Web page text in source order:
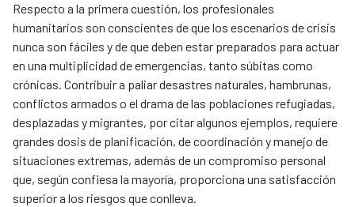
Respecto a la primera cuestión, los profesionales
humanitarios son conscientes de que los escenarios de crisis
nunca son fáciles y de que deben estar preparados para actuar
en una multiplicidad de emergencias, tanto súbitas como
crónicas. Contribuir a paliar desastres naturales, hambrunas,
conflictos armados o el drama de las poblaciones refugiadas,
desplazadas y migrantes, por citar algunos ejemplos, requiere
grandes dosis de planificación, de coordinación y manejo de
situaciones extremas, además de un compromiso personal
que, según confiesa la mayoría, proporciona una satisfacción
superior a los riesgos que conlleva.